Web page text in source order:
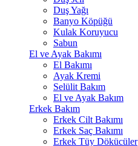
Duş Yağı
Banyo Köpüğü
Kulak Koruyucu
Sabun
El ve Ayak Bakımı
El Bakımı
Ayak Kremi
Selülit Bakım
El ve Ayak Bakım
Erkek Bakım
Erkek Cilt Bakımı
Erkek Saç Bakımı
Erkek Tüy Dökücüler